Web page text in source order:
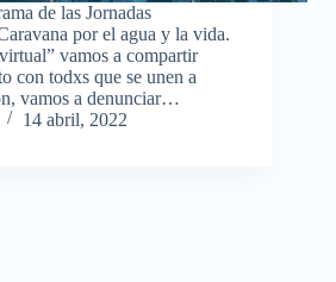
de las Jornadas
por el agua y la vida.
vamos a compartir
con todxs que se unen a
vamos a denunciar…
14 abril, 2022